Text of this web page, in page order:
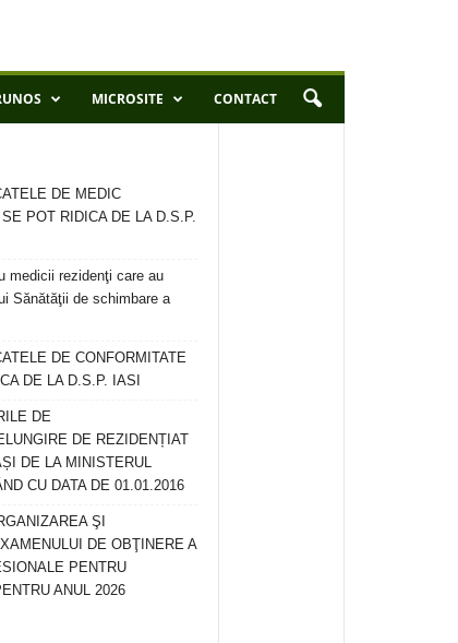
MICROSITE CONTACT
DE MEDIC
POT RIDICA DE LA D.S.P.
medicii rezidenţi care au
Sănătăţii de schimbare a
DE CONFORMITATE
DE LA D.S.P. IASI
DE
DE REZIDENȚIAT
DE LA MINISTERUL
CU DATA DE 01.01.2016
ŞI
DE OBŢINERE A
PENTRU
ANUL 2026